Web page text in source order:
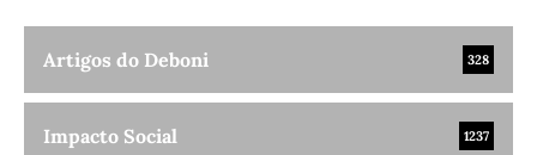
Artigos do Deboni 328
Impacto Social 1237